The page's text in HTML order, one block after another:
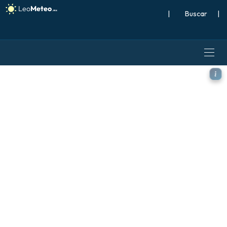
| |
ALADIN CZ 2.3 km modelo